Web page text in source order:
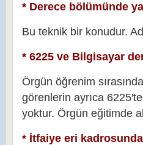
* Derece bölümünde
Bu teknik bir konudur.
* 6225 ve Bilgisayar
Örgün öğrenim
görenlerin ayrıca
yoktur. Örgün eğitimde
* İtfaiye eri